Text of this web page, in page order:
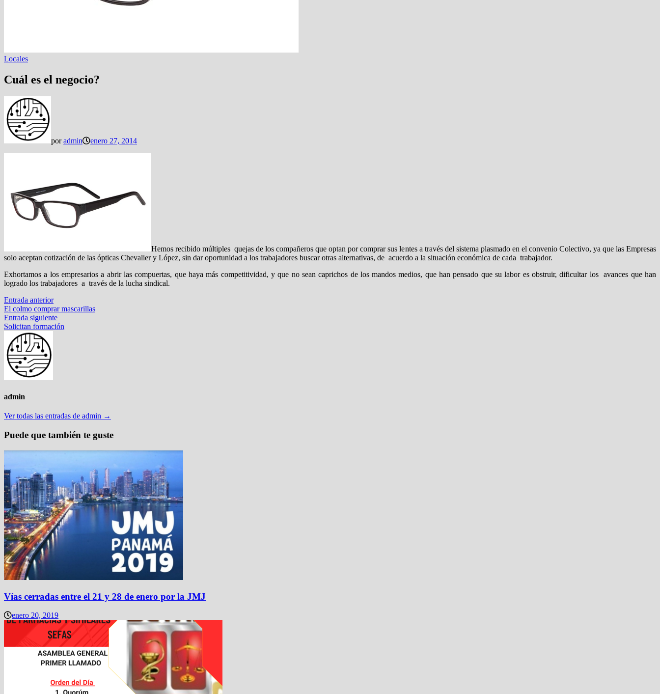
Locales
Cuál es el negocio?
poradmin enero 27, 2014
Hemos recibido múltiples quejas de los compañeros que optan por comprar sus lentes a través del sistema plasmado en el convenio Colectivo, ya que las Empresas
solo aceptan cotización de las ópticas Chevalier y López, sin dar oportunidad a los trabajadores buscar otras alternativas, de acuerdo a la situación económica de cada trabajador.
Exhortamos a los empresarios a abrir las compuertas, que haya más competitividad, y que no sean caprichos de los mandos medios, que han pensado que su labor es obstruir, dificultar los avances que han
logrado los trabajadores a través de la lucha sindical.
Navegación
de
entradas
Entrada anteriorEntrada
anterior:
El colmo comprar mascarillas
Entrada siguienteEntrada
siguiente:
Solicitan formación
admin
Ver todas las entradas de admin →
Puede que también te guste
Vías cerradas entre el 21 y 28 de enero por la JMJ
enero 20, 2019